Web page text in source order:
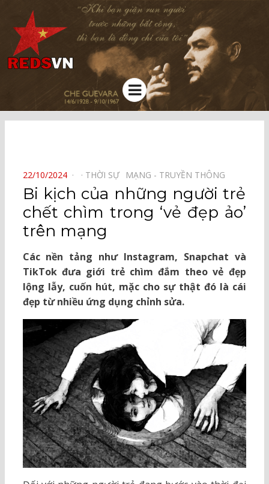
Kênh chia sẻ tri thức cộng đồng
Menu
POSTED
ON
22/10/2024 THỜI SỰ⠀ MẠNG - TRUYỀN THÔNG⠀
Bi kịch của những người trẻ
chết chìm trong ‘vẻ đẹp ảo’
trên mạng
Các nền tảng như Instagram, Snapchat và
TikTok đưa giới trẻ chìm đắm theo vẻ đẹp
lộng lẫy, cuốn hút, mặc cho sự thật đó là cái
đẹp từ nhiều ứng dụng chỉnh sửa.